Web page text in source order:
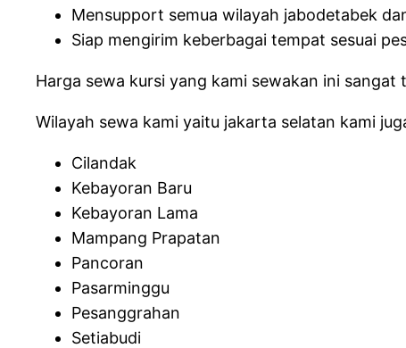
Mensupport semua wilayah jabodetabek
Siap mengirim keberbagai tempat sesuai
Harga sewa kursi yang kami sewakan ini
Wilayah sewa kami yaitu jakarta selatan kami
Cilandak
Kebayoran Baru
Kebayoran Lama
Mampang Prapatan
Pancoran
Pasarminggu
Pesanggrahan
Setiabudi